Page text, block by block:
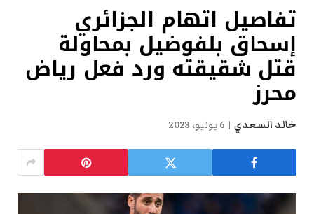
تفاصيل اتهام الجزائري
إسحاق بلفوضيل بمحاولة
قتل شقيقته ورد فعل رياض
محرز
خالد السعدي 6 يونيو، 2023